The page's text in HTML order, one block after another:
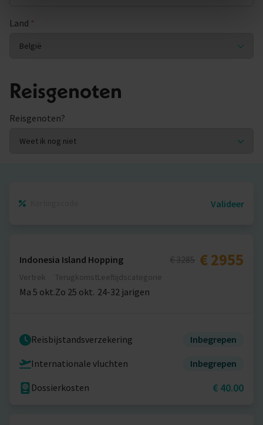
Land *
Reisgenoten
Reisgenoten?
Indonesia Island Hopping € 3285 € 2955
Vertrek
Ma 5 okt.
Terugkomst
Zo 25 okt.
Leeftijdscategorie
24-32 jarigen
Reisbijstandsverzekering Inbegrepen
Internationale vluchten Inbegrepen
Dossierkosten € 40.00
Valideer